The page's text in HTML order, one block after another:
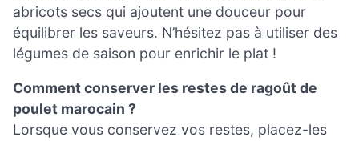
abricots secs qui ajoutent une douceur pour
équilibrer les saveurs. N’hésitez pas à utiliser des
légumes de saison pour enrichir le plat !
Comment conserver les restes de ragoût de
poulet marocain ?
Lorsque vous conservez vos restes, placez-les